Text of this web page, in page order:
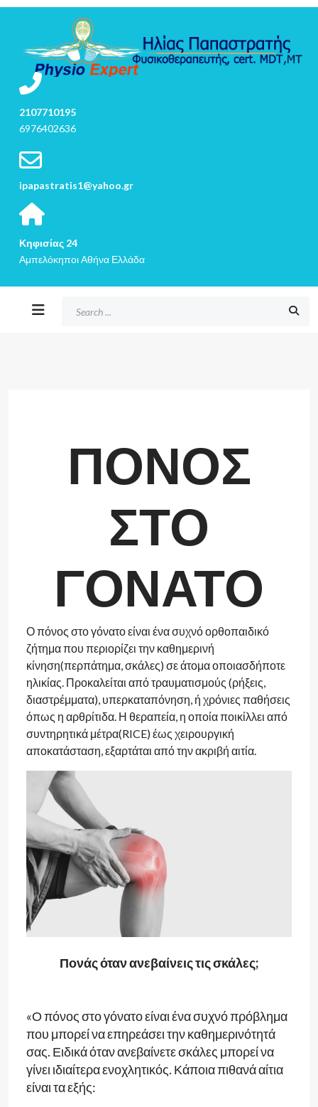
2107710195
6976402636
ipapastratis1@yahoo.gr
Κηφισίας 24
Αμπελόκηποι Αθήνα Ελλάδα
ΠΟΝΟΣ
ΣΤΟ
ΓΟΝΑΤΟ
Ο πόνος στο γόνατο είναι ένα συχνό ορθοπαιδικό
ζήτημα που περιορίζει την καθημερινή
κίνηση(περπάτημα, σκάλες) σε άτομα οποιασδήποτε
ηλικίας. Προκαλείται από τραυματισμούς (ρήξεις,
διαστρέμματα), υπερκαταπόνηση, ή χρόνιες παθήσεις
όπως η αρθρίτιδα. Η θεραπεία, η οποία ποικίλλει από
συντηρητικά μέτρα(RICE) έως χειρουργική
αποκατάσταση, εξαρτάται από την ακριβή αιτία.
Πονάς όταν ανεβαίνεις τις σκάλες;
«Ο πόνος στο γόνατο είναι ένα συχνό πρόβλημα
που μπορεί να επηρεάσει την καθημερινότητά
σας. Ειδικά όταν ανεβαίνετε σκάλες μπορεί να
γίνει ιδιαίτερα ενοχλητικός. Κάποια πιθανά αίτια
είναι τα εξής: